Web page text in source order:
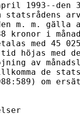
1993--
statsrådens
m. m.
kronor i
med 45
höjas med
av
de
om